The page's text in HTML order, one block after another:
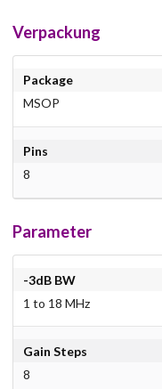
Verpackung
Package
MSOP
Pins
8
Parameter
-3dB BW
1 to 18 MHz
Gain Steps
8